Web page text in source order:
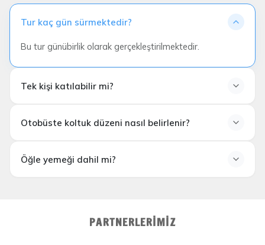
Tur kaç gün sürmektedir?
Bu tur günübirlik olarak gerçekleştirilmektedir.
Tek kişi katılabilir mi?
Otobüste koltuk düzeni nasıl belirlenir?
Öğle yemeği dahil mi?
PARTNERLERIMIZ